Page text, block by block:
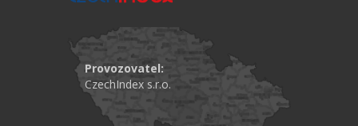
Provozovatel:
CzechIndex s.r.o.